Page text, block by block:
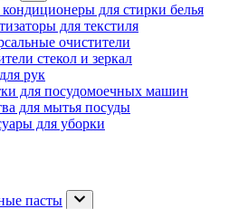
для стирки белья
для текстиля
очистители
стекол и зеркал
рук
для посудомоечных машин
для мытья посуды
для уборки
пасты